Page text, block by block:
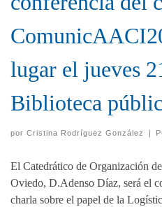
lugar el jueves
Biblioteca
por Cristina Rodríguez González |
El Catedrático de Organización
Oviedo, D.Adenso Díaz, será el
charla sobre el papel de la